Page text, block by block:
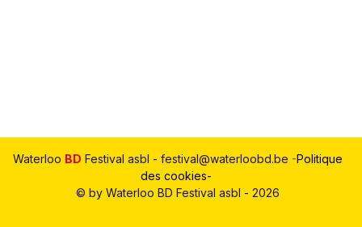
Waterloo BD Festival asbl - festival@waterloobd.be -Politique
des cookies-
© by Waterloo BD Festival asbl - 2026